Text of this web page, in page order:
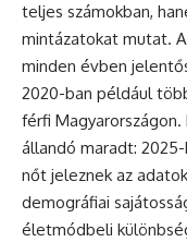
teljes számokban,
mintázatokat mutat.
minden évben
2020-ban például
férfi Magyarországon.
állandó maradt:
nőt jeleznek az
demográfiai
életmódbeli